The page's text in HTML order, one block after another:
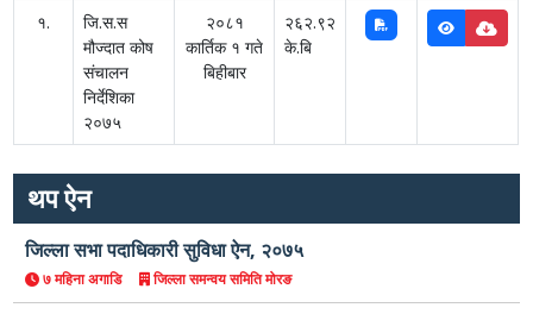
१.
जि.स.स
मौज्दात कोष
संचालन
निर्देशिका
२०७५
२०८१
कार्तिक १ गते
बिहीबार
२६२.९२
के.बि
थप ऐन
जिल्ला सभा पदाधिकारी सुविधा ऐन, २०७५
७ महिना अगाडि जिल्ला समन्वय समिति मोरङ